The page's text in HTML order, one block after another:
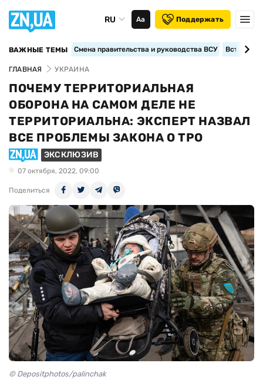
RU Аа Поддержать
ВАЖНЫЕ ТЕМЫ Смена правительства и руководства ВСУ
ГЛАВНАЯ УКРАИНА
ПОЧЕМУ ТЕРРИТОРИАЛЬНАЯ
ОБОРОНА НА САМОМ ДЕЛЕ НЕ
ТЕРРИТОРИАЛЬНА: ЭКСПЕРТ НАЗВАЛ
ВСЕ ПРОБЛЕМЫ ЗАКОНА О ТРО
ЭКСКЛЮЗИВ
07 октября, 2022, 09:00
Поделиться
© Depositphotos/palinchak